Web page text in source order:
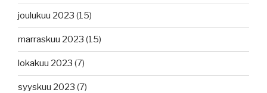
joulukuu 2023 (15)
marraskuu 2023 (15)
lokakuu 2023 (7)
syyskuu 2023 (7)